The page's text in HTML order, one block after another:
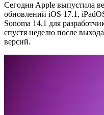
Сегодня Apple выпустила
обновлений iOS 17.1,
Sonoma 14.1 для
спустя неделю после
версий.